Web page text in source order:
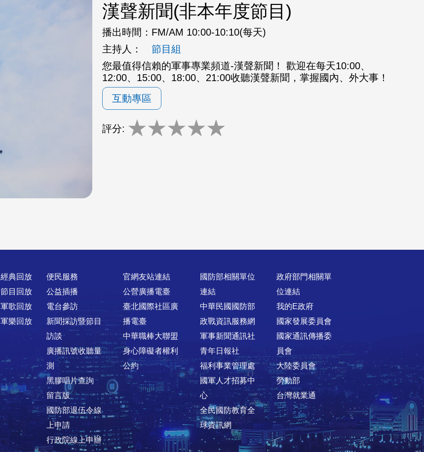
漢聲新聞(非本年度節目)
播出時間： FM/AM 10:00-10:10(每天)
主持人：
節目組
您最值得信賴的軍事專業頻道-漢聲新聞！ 歡迎在每天10:00、
12:00、15:00、18:00、21:00收聽漢聲新聞，掌握國內、外大事！
互動專區
評分: ★★★★★
經典回放
節目回放
軍歌回放
軍樂回放
便民服務
公益插播
電台參訪
新聞採訪暨節目
訪談
廣播訊號收聽量
測
黑膠唱片查詢
留言版
國防部退伍令線
上申請
行政院線上申辦
官網友站連結
公營廣播電臺
臺北國際社區廣
播電臺
中華職棒大聯盟
身心障礙者權利
公約
國防部相關單位
連結
中華民國國防部
政戰資訊服務網
軍事新聞通訊社
青年日報社
福利事業管理處
國軍人才招募中
心
全民國防教育全
球資訊網
政府部門相關單
位連結
我的E政府
國家發展委員會
國家通訊傳播委
員會
大陸委員會
勞動部
台灣就業通